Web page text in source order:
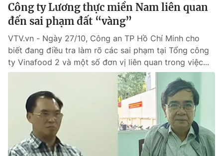
Công ty Lương thực miền Nam liên quan
đến sai phạm đất “vàng”
VTV.vn - Ngày 27/10, Công an TP Hồ Chí Minh cho
biết đang điều tra làm rõ các sai phạm tại Tổng công
ty Vinafood 2 và một số đơn vị liên quan trong việc...